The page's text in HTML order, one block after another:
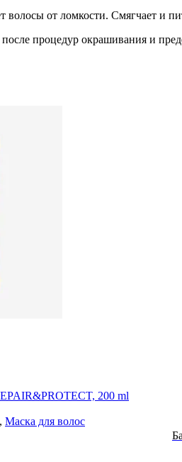
волосы от ломкости. Смягчает и
процедур окрашивания и
, Маска для волос